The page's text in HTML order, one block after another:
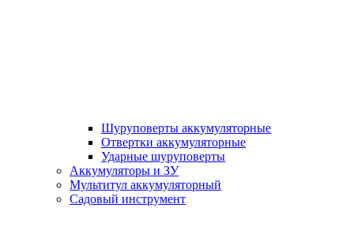
Шуруповерты аккумуляторные
Отвертки аккумуляторные
Ударные шуруповерты
Аккумуляторы и ЗУ
Мультитул аккумуляторный
Садовый инструмент